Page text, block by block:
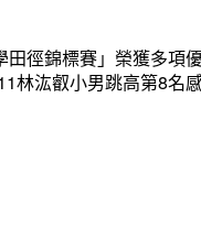
徑錦標賽」榮獲多
林汯叡小男跳高第8名